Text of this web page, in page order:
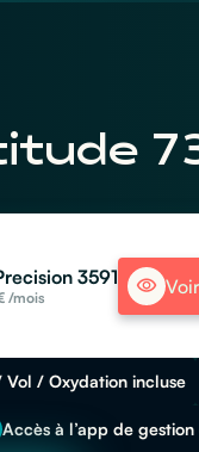
3591
/mois
Vol / Oxydation incluse
Accès à l’app de